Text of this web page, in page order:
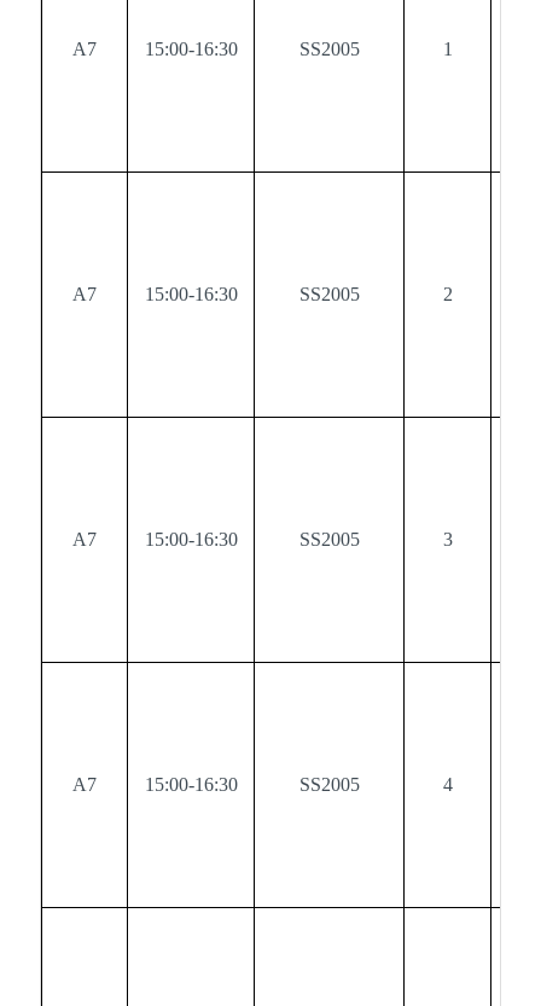
A7 15:00-16:30 SS2005 1
A7 15:00-16:30 SS2005 2
A7 15:00-16:30 SS2005 3
A7 15:00-16:30 SS2005 4